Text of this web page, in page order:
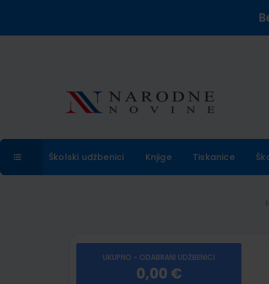
Školski udžbenici Knjige Tiskanice
UKUPNO - ODABRANI UDŽBENICI
0,00 €